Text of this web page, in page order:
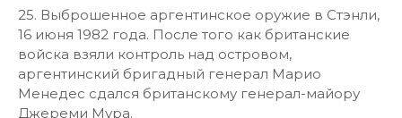
25. Выброшенное аргентинское оружие в Стэнли,
16 июня 1982 года. После того как британские
войска взяли контроль над островом,
аргентинский бригадный генерал Марио
Менедес сдался британскому генерал-майору
Джереми Мура.